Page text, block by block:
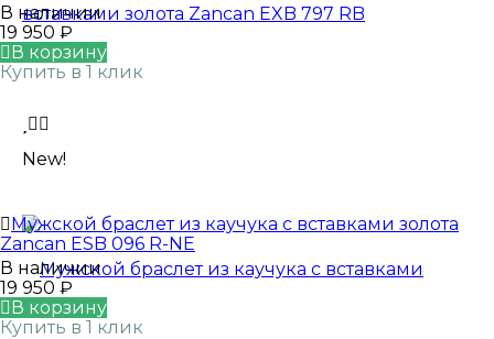
В наличии
19 950 ₽
В корзину
Купить в 1 клик
New!
Мужской браслет из каучука с вставками золота
Zancan ESB 096 R-NE
В наличии
19 950 ₽
В корзину
Купить в 1 клик